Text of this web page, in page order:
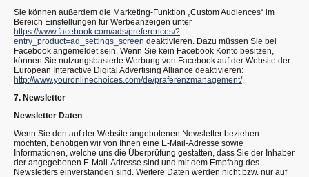
Sie können außerdem die Marketing-Funktion „Custom Audiences“ im
Bereich Einstellungen für Werbeanzeigen unter
https://www.facebook.com/ads/preferences/?
entry_product=ad_settings_screen deaktivieren. Dazu müssen Sie bei
Facebook angemeldet sein. Wenn Sie kein Facebook Konto besitzen,
können Sie nutzungsbasierte Werbung von Facebook auf der Website der
European Interactive Digital Advertising Alliance deaktivieren:
http://www.youronlinechoices.com/de/praferenzmanagement/.
7. Newsletter
Newsletter Daten
Wenn Sie den auf der Website angebotenen Newsletter beziehen
möchten, benötigen wir von Ihnen eine E-Mail-Adresse sowie
Informationen, welche uns die Überprüfung gestatten, dass Sie der Inhaber
der angegebenen E-Mail-Adresse sind und mit dem Empfang des
Newsletters einverstanden sind. Weitere Daten werden nicht bzw. nur auf